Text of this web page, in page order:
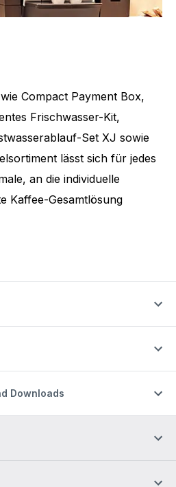
Compact Payment Box,
Frischwasser-Kit,
Set XJ sowie
lässt sich für jedes
an die individuelle
Kaffee-Gesamtlösung
Downloads